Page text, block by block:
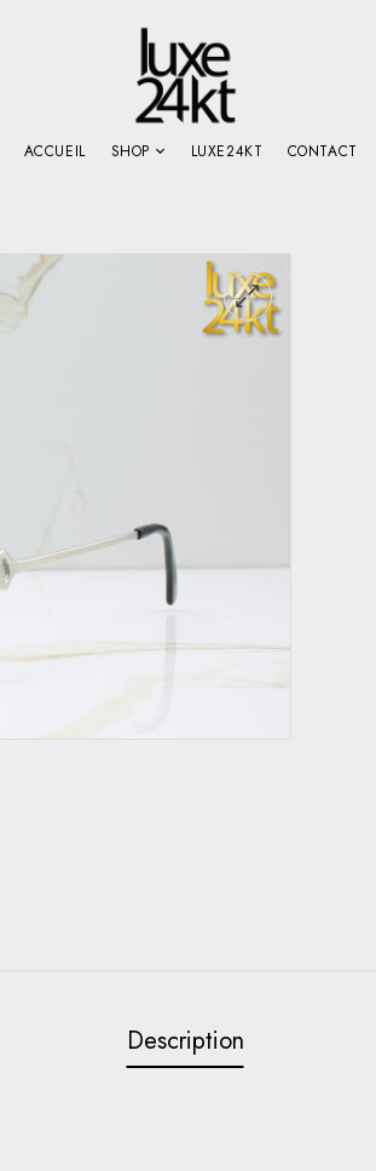
ACCUEIL SHOP LUXE24KT CONTACT
Description